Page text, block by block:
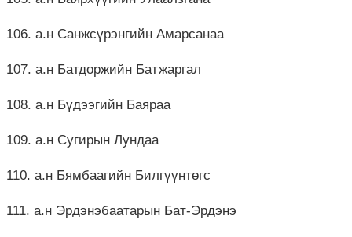
106. а.н Санжсүрэнгийн Амарсанаа
107. а.н Батдоржийн Батжаргал
108. а.н Бүдээгийн Баяраа
109. а.н Сугирын Лундаа
110. а.н Бямбаагийн Билгүүнтөгс
111. а.н Эрдэнэбаатарын Бат-Эрдэнэ